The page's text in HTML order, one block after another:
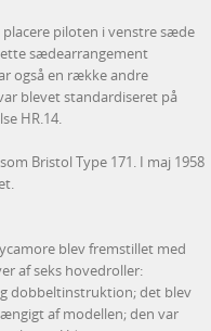
piloten i venstre sæde
sædearrangement
også en række andre
blevet standardiseret på
HR.14.
Bristol Type 171. I maj 1958
blev fremstillet med
af seks hovedroller:
dobbeltinstruktion; det blev
af modellen; den var